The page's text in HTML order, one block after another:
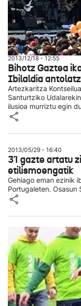
2013/12/18 - 12:55
Bihotz Gaztea
Ibilaldia
Artezkaritza
Santurtziko
ilusioa murriztu egin
2013/05/29 - 16:40
31 gazte artatu
etilismoengatik
Gehiago eman ezinik
Portugaleten. Osasun